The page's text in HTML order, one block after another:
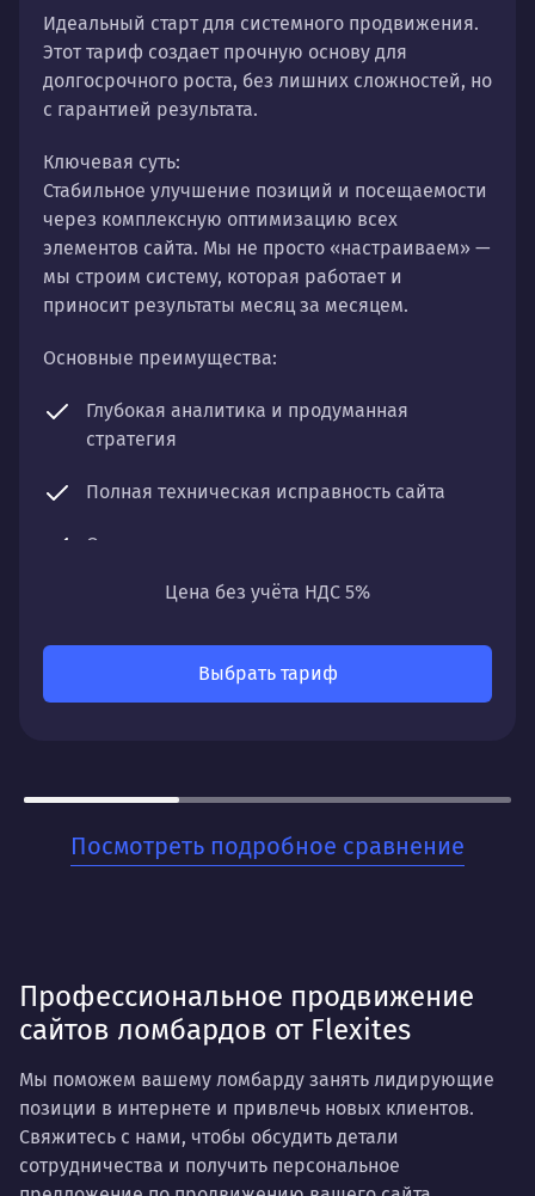
Идеальный старт для системного продвижения.
Этот тариф создает прочную основу для
долгосрочного роста, без лишних сложностей, но
с гарантией результата.
Ключевая суть:
Стабильное улучшение позиций и посещаемости
через комплексную оптимизацию всех
элементов сайта. Мы не просто «настраиваем» —
мы строим систему, которая работает и
приносит результаты месяц за месяцем.
Основные преимущества:
Глубокая аналитика и продуманная
стратегия
Полная техническая исправность сайта
Оптимизация контента и структуры
Регулярный мониторинг и чистка профиля
Что получите:
Постепенный, но уверенный рост органического
трафика, улучшение позиций по ключевым
Для бизнесов, которые ценят стабильность и
хотят заложить прочный фундамент для своего
Цена без учёта НДС 5%
Выбрать тариф
Посмотреть подробное сравнение
Профессиональное продвижение
сайтов ломбардов от Flexites
Мы поможем вашему ломбарду занять лидирующие
позиции в интернете и привлечь новых клиентов.
Свяжитесь с нами, чтобы обсудить детали
сотрудничества и получить персональное